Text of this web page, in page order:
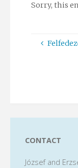
Sorry, this
CONTACT
József and